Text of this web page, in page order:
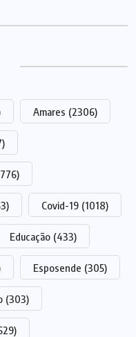
Amares (2306)
Covid-19 (1018)
Educação (433)
Esposende (305)
(303)